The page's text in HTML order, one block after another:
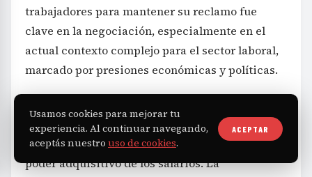
trabajadores para mantener su reclamo fue
clave en la negociación, especialmente en el
actual contexto complejo para el sector laboral,
marcado por presiones económicas y políticas.
reunirse en octubre para evaluar la evolución de
la economía, la inflación y su repercusión en el
poder adquisitivo de los salarios. La
Usamos cookies para mejorar tu
experiencia. Al continuar navegando,
aceptás nuestro uso de cookies.
ACEPTAR